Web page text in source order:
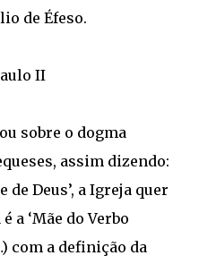
de Éfeso.
II
sobre o dogma
assim dizendo:
de Deus’, a Igreja quer
a ‘Mãe do Verbo
com a definição da